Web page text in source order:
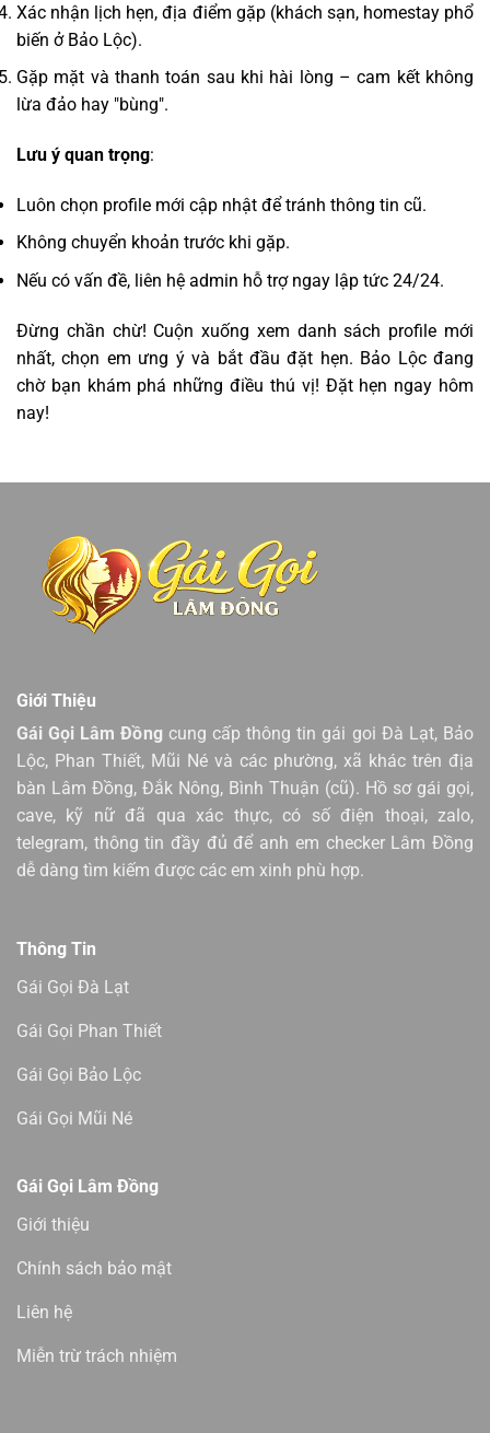
Xác nhận lịch hẹn, địa điểm gặp (khách sạn, homestay phổ
biến ở Bảo Lộc).
Gặp mặt và thanh toán sau khi hài lòng – cam kết không
lừa đảo hay "bùng".
Lưu ý quan trọng:
Luôn chọn profile mới cập nhật để tránh thông tin cũ.
Không chuyển khoản trước khi gặp.
Nếu có vấn đề, liên hệ admin hỗ trợ ngay lập tức 24/24.
Đừng chần chừ! Cuộn xuống xem danh sách profile mới
nhất, chọn em ưng ý và bắt đầu đặt hẹn. Bảo Lộc đang
chờ bạn khám phá những điều thú vị! Đặt hẹn ngay hôm
nay!
Giới Thiệu
Gái Gọi Lâm Đồng cung cấp thông tin gái goi Đà Lạt, Bảo
Lộc, Phan Thiết, Mũi Né và các phường, xã khác trên địa
bàn Lâm Đồng, Đắk Nông, Bình Thuận (cũ). Hồ sơ gái gọi,
cave, kỹ nữ đã qua xác thực, có số điện thoại, zalo,
telegram, thông tin đầy đủ để anh em checker Lâm Đồng
dễ dàng tìm kiếm được các em xinh phù hợp.
Thông Tin
Gái Gọi Đà Lạt
Gái Gọi Phan Thiết
Gái Gọi Bảo Lộc
Gái Gọi Mũi Né
Gái Gọi Lâm Đồng
Giới thiệu
Chính sách bảo mật
Liên hệ
Miễn trừ trách nhiệm